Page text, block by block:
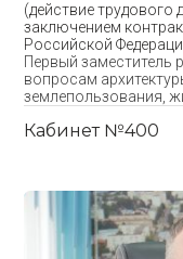
(действие трудового
заключением
Российской
Первый заместитель
вопросам
землепользования,
Кабинет №400